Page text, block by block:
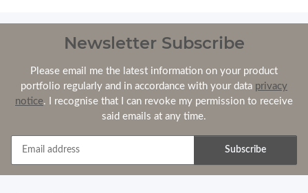
Newsletter Subscribe
Please email me the latest information on your product
portfolio regularly and in accordance with your data privacy
notice. I recognise that I can revoke my permission to receive
said emails at any time.
Subscribe